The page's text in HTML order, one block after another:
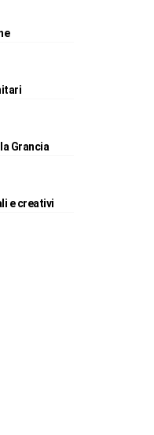
Grancia
e creativi